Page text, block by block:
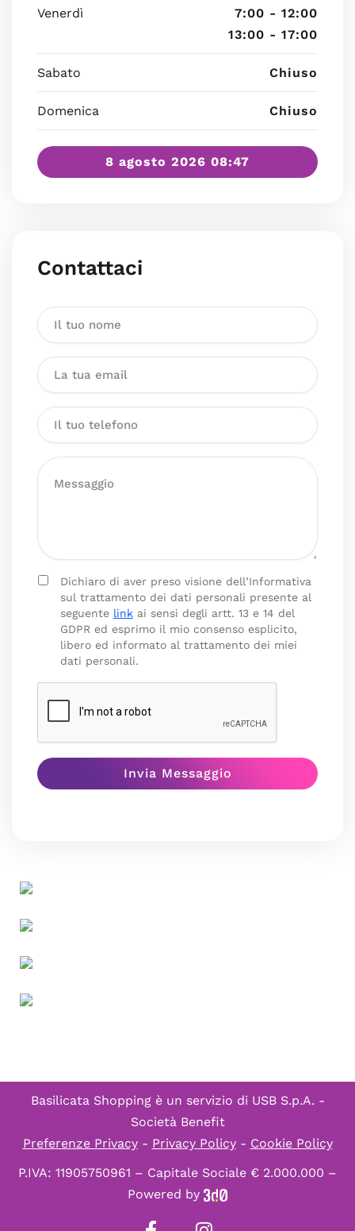
Venerdì
7:00 - 12:00
13:00 - 17:00
Sabato Chiuso
Domenica Chiuso
8 agosto 2026 08:47
Contattaci
Dichiaro di aver preso visione dell’Informativa
sul trattamento dei dati personali presente al
seguente link ai sensi degli artt. 13 e 14 del
GDPR ed esprimo il mio consenso esplicito,
libero ed informato al trattamento dei miei
dati personali.
Basilicata Shopping è un servizio di USB S.p.A. -
Società Benefit
Preferenze Privacy- Privacy Policy- Cookie Policy
P.IVA: 11905750961 – Capitale Sociale € 2.000.000 –
Powered by